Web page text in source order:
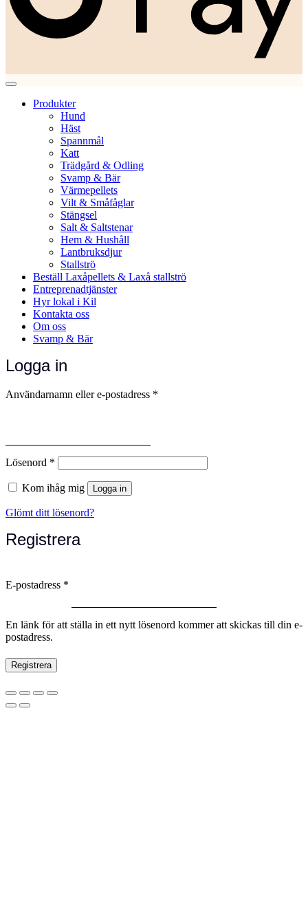
Produkter
Hund
Häst
Spannmål
Katt
Trädgård & Odling
Svamp & Bär
Värmepellets
Vilt & Småfåglar
Stängsel
Salt & Saltstenar
Hem & Hushåll
Lantbruksdjur
Stallströ
Beställ Laxåpellets & Laxå stallströ
Entreprenadtjänster
Hyr lokal i Kil
Kontakta oss
Om oss
Svamp & Bär
Logga in
Användarnamn eller e-postadress *
Lösenord *
Kom ihåg mig Logga in
Glömt ditt lösenord?
Registrera
E-postadress *
En länk för att ställa in ett nytt lösenord kommer att skickas till din e-
postadress.
Registrera